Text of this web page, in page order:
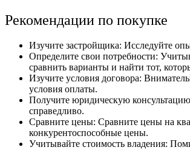
Рекомендации по покупке
Изучите застройщика: Исследуйте
Определите свои потребности:
сравнить варианты и найти тот,
Изучите условия договора:
условия оплаты.
Получите юридическую
справедливо.
Сравните цены: Сравните цены на
конкурентоспособные цены.
Учитывайте стоимость владения: